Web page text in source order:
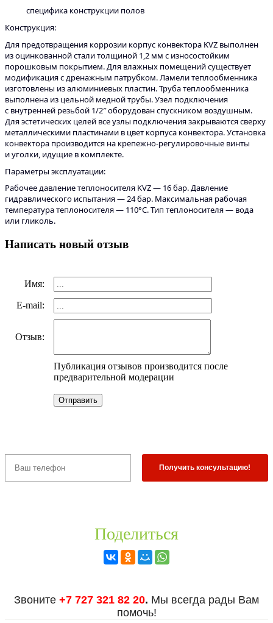
специфика конструкции полов
Конструкция:
Для предотвращения коррозии корпус конвектора KVZ выполнен
из оцинкованной стали толщиной 1,2 мм с износостойким
порошковым покрытием. Для влажных помещений существует
модификация с дренажным патрубком. Ламели теплообменника
изготовлены из алюминиевых пластин. Труба теплообменника
выполнена из цельной медной трубы. Узел подключения
с внутренней резьбой 1/2″ оборудован спускником воздушным.
Для эстетических целей все узлы подключения закрываются сверху
металлическими пластинами в цвет корпуса конвектора. Установка
конвектора производится на крепежно-регулировочные винты
и уголки, идущие в комплекте.
Параметры эксплуатации:
Рабочее давление теплоносителя KVZ — 16 бар. Давление
гидравлического испытания — 24 бар. Максимальная рабочая
температура теплоносителя — 110°С. Тип теплоносителя — вода
или гликоль.
Написать новый отзыв
Имя:
E-mail:
Отзыв:
Публикация отзывов производится после
предварительной модерации
Поделиться
Звоните +7 727 321 82 20. Мы всегда рады Вам
помочь!